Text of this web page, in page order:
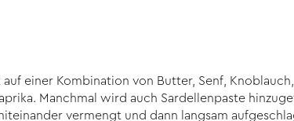
auf einer Kombination von Butter, Senf,
Manchmal wird auch Sardellenpaste
vermengt und dann langsam